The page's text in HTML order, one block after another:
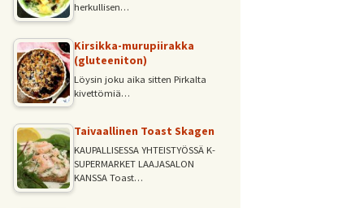
herkullisen…
Kirsikka-murupiirakka
(gluteeniton)
Löysin joku aika sitten Pirkalta
kivettömiä…
Taivaallinen Toast Skagen
KAUPALLISESSA YHTEISTYÖSSÄ K-
SUPERMARKET LAAJASALON
KANSSA Toast…